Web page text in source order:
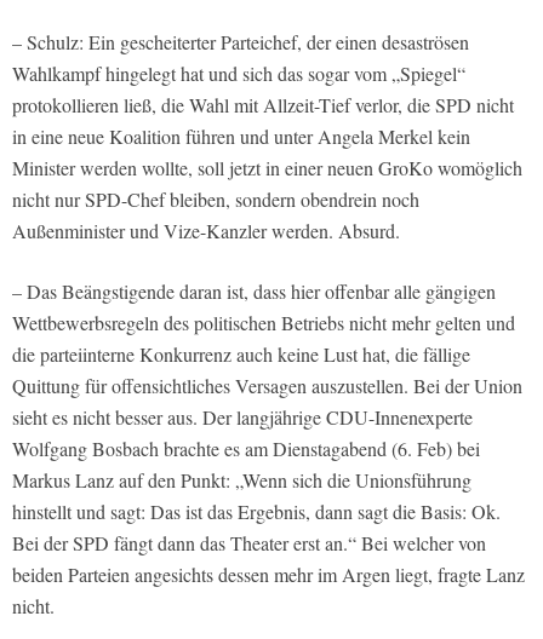
– Schulz: Ein gescheiterter Parteichef, der einen desaströsen
Wahlkampf hingelegt hat und sich das sogar vom „Spiegel“
protokollieren ließ, die Wahl mit Allzeit-Tief verlor, die SPD nicht
in eine neue Koalition führen und unter Angela Merkel kein
Minister werden wollte, soll jetzt in einer neuen GroKo womöglich
nicht nur SPD-Chef bleiben, sondern obendrein noch
Außenminister und Vize-Kanzler werden. Absurd.
– Das Beängstigende daran ist, dass hier offenbar alle gängigen
Wettbewerbsregeln des politischen Betriebs nicht mehr gelten und
die parteiinterne Konkurrenz auch keine Lust hat, die fällige
Quittung für offensichtliches Versagen auszustellen. Bei der Union
sieht es nicht besser aus. Der langjährige CDU-Innenexperte
Wolfgang Bosbach brachte es am Dienstagabend (6. Feb) bei
Markus Lanz auf den Punkt: „Wenn sich die Unionsführung
hinstellt und sagt: Das ist das Ergebnis, dann sagt die Basis: Ok.
Bei der SPD fängt dann das Theater erst an.“ Bei welcher von
beiden Parteien angesichts dessen mehr im Argen liegt, fragte Lanz
nicht.